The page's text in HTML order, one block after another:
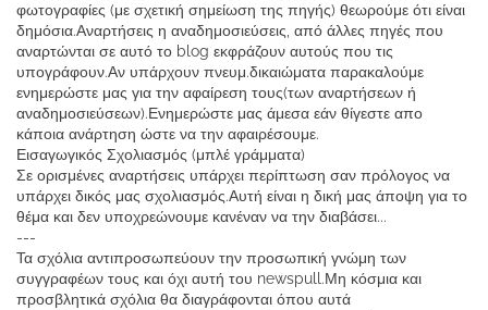
φωτογραφίες (με σχετική σημείωση της πηγής) θεωρούμε ότι είναι
δημόσια.Αναρτήσεις η αναδημοσιεύσεις, από άλλες πηγές που
αναρτώνται σε αυτό το blog εκφράζουν αυτούς που τις
υπογράφουν.Αν υπάρχουν πνευμ.δικαιώματα παρακαλούμε
ενημερώστε μας για την αφαίρεση τους(των αναρτήσεων ή
αναδημοσιεύσεων).Ενημερώστε μας άμεσα εάν θίγεστε απο
κάποια ανάρτηση ώστε να την αφαιρέσουμε.
Εισαγωγικός Σχολιασμός (μπλέ γράμματα)
Σε ορισμένες αναρτήσεις υπάρχει περίπτωση σαν πρόλογος να
υπάρχει δικός μας σχολιασμός.Αυτή είναι η δική μας άποψη για το
θέμα και δεν υποχρεώνουμε κανέναν να την διαβάσει...
---
Τα σχόλια αντιπροσωπεύουν την προσωπική γνώμη των
συγγραφέων τους και όχι αυτή του newspull.Μη κόσμια και
προσβλητικά σχόλια θα διαγράφονται όπου αυτά